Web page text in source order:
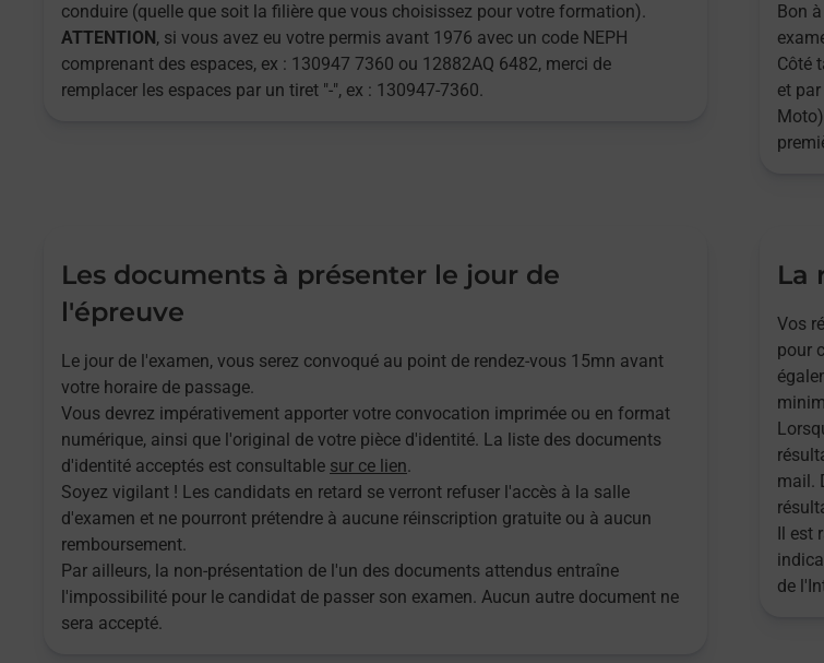
conduire (quelle que soit la filière que vous choisissez pour votre formation).
ATTENTION, si vous avez eu votre permis avant 1976 avec un code NEPH
comprenant des espaces, ex : 130947 7360 ou 12882AQ 6482, merci de
remplacer les espaces par un tiret "-", ex : 130947-7360.
Bon
Côté
et
Les documents à présenter le jour de
l'épreuve
Le jour de l'examen, vous serez convoqué au point de rendez-vous 15mn avant
votre horaire de passage.
Vous devrez impérativement apporter votre convocation imprimée ou en format
numérique, ainsi que l'original de votre pièce d'identité. La liste des documents
d'identité acceptés est consultable sur ce lien.
Soyez vigilant ! Les candidats en retard se verront refuser l'accès à la salle
d'examen et ne pourront prétendre à aucune réinscription gratuite ou à aucun
remboursement.
Par ailleurs, la non-présentation de l'un des documents attendus entraîne
l'impossibilité pour le candidat de passer son examen. Aucun autre document ne
sera accepté.
La
Vos
pour
mail.
Il est
de